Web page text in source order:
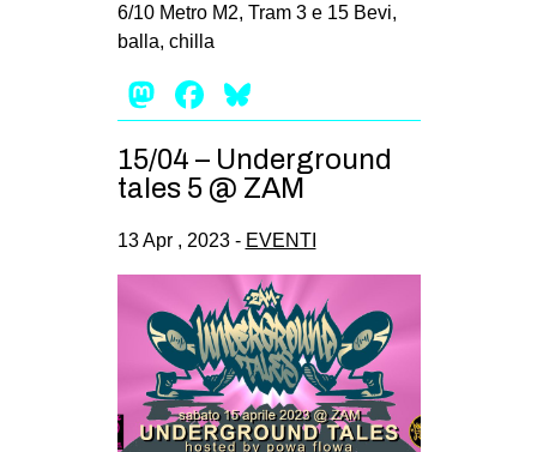
tw
bsky
ms
SEARCH
6/10 Metro M2, Tram 3 e 15 Bevi,
balla, chilla
Mastodon
Facebook
15/04 – Underground
tales 5 @ ZAM
13 Apr , 2023 - EVENTI